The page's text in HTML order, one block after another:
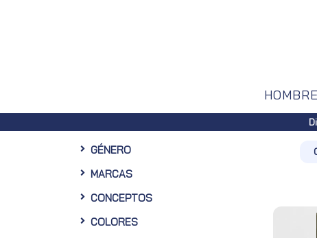
HOMBRE
GÉNERO
MARCAS
CONCEPTOS
COLORES